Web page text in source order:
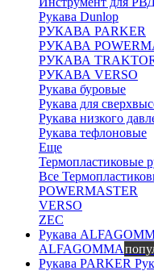
Рукава Dunlop
РУКАВА PARKER
РУКАВА
РУКАВА
РУКАВА VERSO
Рукава буровые
Рукава для
Рукава низкого
Рукава тефлоновые
Еще
Термопластиковые
Все
POWERMASTER
VERSO
ZEC
ALFAGOMMA